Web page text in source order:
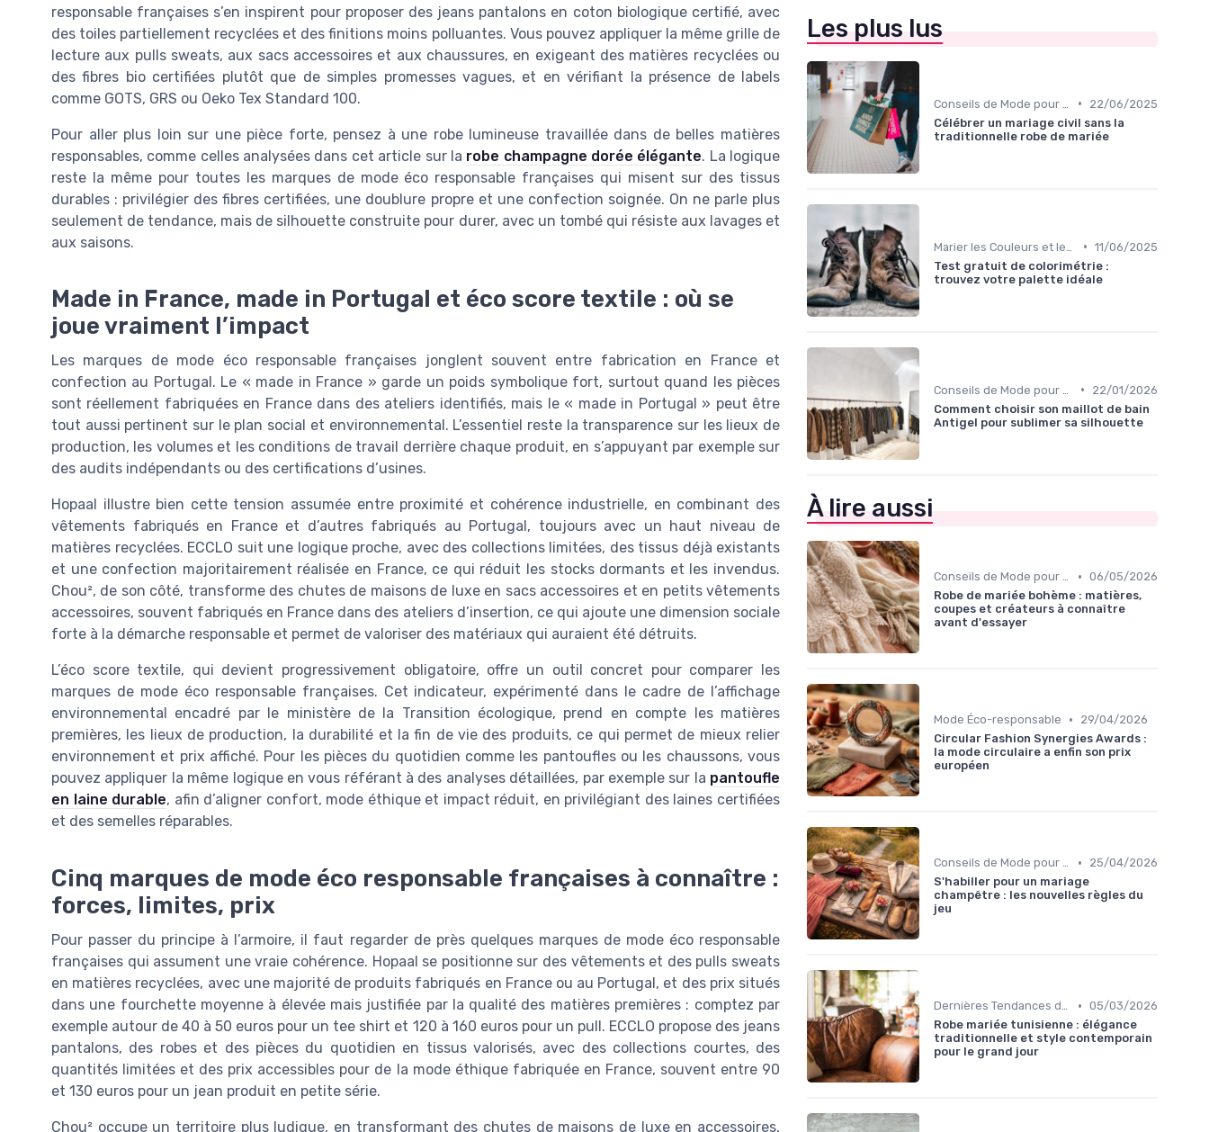
responsable françaises s’en inspirent pour proposer des jeans pantalons en coton biologique certifié, avec
des toiles partiellement recyclées et des finitions moins polluantes. Vous pouvez appliquer la même grille de
lecture aux pulls sweats, aux sacs accessoires et aux chaussures, en exigeant des matières recyclées ou
des fibres bio certifiées plutôt que de simples promesses vagues, et en vérifiant la présence de labels
comme GOTS, GRS ou Oeko Tex Standard 100.
Pour aller plus loin sur une pièce forte, pensez à une robe lumineuse travaillée dans de belles matières
responsables, comme celles analysées dans cet article sur la robe champagne dorée élégante. La logique
reste la même pour toutes les marques de mode éco responsable françaises qui misent sur des tissus
durables : privilégier des fibres certifiées, une doublure propre et une confection soignée. On ne parle plus
seulement de tendance, mais de silhouette construite pour durer, avec un tombé qui résiste aux lavages et
aux saisons.
Made in France, made in Portugal et éco score textile : où se
joue vraiment l’impact
Les marques de mode éco responsable françaises jonglent souvent entre fabrication en France et
confection au Portugal. Le « made in France » garde un poids symbolique fort, surtout quand les pièces
sont réellement fabriquées en France dans des ateliers identifiés, mais le « made in Portugal » peut être
tout aussi pertinent sur le plan social et environnemental. L’essentiel reste la transparence sur les lieux de
production, les volumes et les conditions de travail derrière chaque produit, en s’appuyant par exemple sur
des audits indépendants ou des certifications d’usines.
Hopaal illustre bien cette tension assumée entre proximité et cohérence industrielle, en combinant des
vêtements fabriqués en France et d’autres fabriqués au Portugal, toujours avec un haut niveau de
matières recyclées. ECCLO suit une logique proche, avec des collections limitées, des tissus déjà existants
et une confection majoritairement réalisée en France, ce qui réduit les stocks dormants et les invendus.
Chou², de son côté, transforme des chutes de maisons de luxe en sacs accessoires et en petits vêtements
accessoires, souvent fabriqués en France dans des ateliers d’insertion, ce qui ajoute une dimension sociale
forte à la démarche responsable et permet de valoriser des matériaux qui auraient été détruits.
L’éco score textile, qui devient progressivement obligatoire, offre un outil concret pour comparer les
marques de mode éco responsable françaises. Cet indicateur, expérimenté dans le cadre de l’affichage
environnemental encadré par le ministère de la Transition écologique, prend en compte les matières
premières, les lieux de production, la durabilité et la fin de vie des produits, ce qui permet de mieux relier
environnement et prix affiché. Pour les pièces du quotidien comme les pantoufles ou les chaussons, vous
pouvez appliquer la même logique en vous référant à des analyses détaillées, par exemple sur la pantoufle
en laine durable, afin d’aligner confort, mode éthique et impact réduit, en privilégiant des laines certifiées
et des semelles réparables.
Cinq marques de mode éco responsable françaises à connaître :
forces, limites, prix
Pour passer du principe à l’armoire, il faut regarder de près quelques marques de mode éco responsable
françaises qui assument une vraie cohérence. Hopaal se positionne sur des vêtements et des pulls sweats
en matières recyclées, avec une majorité de produits fabriqués en France ou au Portugal, et des prix situés
dans une fourchette moyenne à élevée mais justifiée par la qualité des matières premières : comptez par
exemple autour de 40 à 50 euros pour un tee shirt et 120 à 160 euros pour un pull. ECCLO propose des jeans
pantalons, des robes et des pièces du quotidien en tissus valorisés, avec des collections courtes, des
quantités limitées et des prix accessibles pour de la mode éthique fabriquée en France, souvent entre 90
et 130 euros pour un jean produit en petite série.
Chou² occupe un territoire plus ludique, en transformant des chutes de maisons de luxe en accessoires,
Les plus lus
•
22/06/2025
Célébrer un mariage civil sans la
traditionnelle robe de mariée
• 11/06/2025
Test gratuit de colorimétrie :
trouvez votre palette idéale
•
22/01/2026
Comment choisir son maillot de bain
Antigel pour sublimer sa silhouette
À lire aussi
Conseils de Mode pour Toutes les Occasions • 06/05/2026
Robe de mariée bohème : matières,
coupes et créateurs à connaître
avant d'essayer
Mode Éco-responsable •
29/04/2026
Circular Fashion Synergies Awards :
la mode circulaire a enfin son prix
européen
Conseils de Mode pour Toutes les Occasions •
25/04/2026
S'habiller pour un mariage
champêtre : les nouvelles règles du
jeu
Dernières Tendances de Mode • 05/03/2026
Robe mariée tunisienne : élégance
traditionnelle et style contemporain
pour le grand jour